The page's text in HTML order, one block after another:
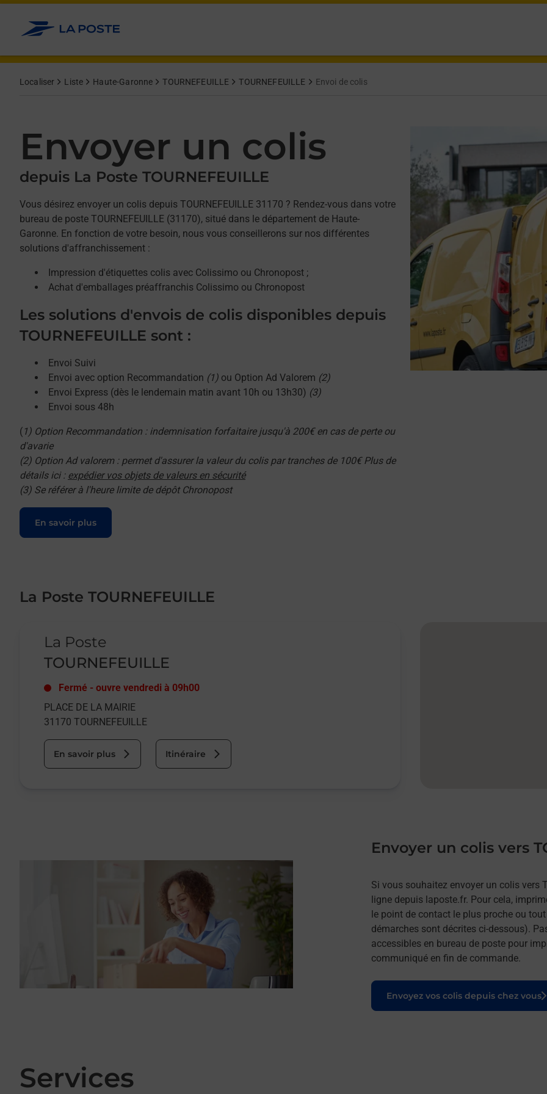
Allez au contenu
Localiser Liste Haute-Garonne TOURNEFEUILLE TOURNEFEUILLE Envoi de colis
Envoyer un colis
depuis La Poste TOURNEFEUILLE
Vous désirez envoyer un colis depuis TOURNEFEUILLE 31170 ? Rendez-vous dans votre
bureau de poste TOURNEFEUILLE (31170), situé dans le département de Haute-
Garonne. En fonction de votre besoin, nous vous conseillerons sur nos différentes
solutions d'affranchissement :
Impression d'étiquettes colis avec Colissimo ou Chronopost ;
Achat d'emballages préaffranchis Colissimo ou Chronopost
Les solutions d'envois de colis disponibles depuis
TOURNEFEUILLE sont :
Envoi Suivi
Envoi avec option Recommandation (1) ou Option Ad Valorem (2)
Envoi Express (dès le lendemain matin avant 10h ou 13h30) (3)
Envoi sous 48h
( 1) Option Recommandation : indemnisation forfaitaire jusqu'à 200€ en cas de perte ou
d'avarie
(2) Option Ad valorem : permet d'assurer la valeur du colis par tranches de 100€ Plus de
détails ici : expédier vos objets de valeurs en sécurité
(3) Se référer à l'heure limite de dépôt Chronopost
En savoir plus
Le lien s'ouvre dans un nouvel onglet
La Poste TOURNEFEUILLE
La Poste
TOURNEFEUILLE
Fermé - ouvre vendredi à 09h00
PLACE DE LA MAIRIE
31170 TOURNEFEUILLE
En savoir plus Itinéraire
Envoyer un colis vers
Si vous souhaitez envoyer un colis vers
ligne depuis laposte.fr. Pour cela,
le point de contact le plus proche ou
démarches sont décrites ci-dessous).
accessibles en bureau de poste pour
communiqué en fin de commande.
Envoyez vos colis depuis chez vous
Le lien s'ouvre dans un nouvel onglet
Services
Afficher ou masquer la réponse
Afficher ou masquer la réponse
Afficher ou masquer la réponse